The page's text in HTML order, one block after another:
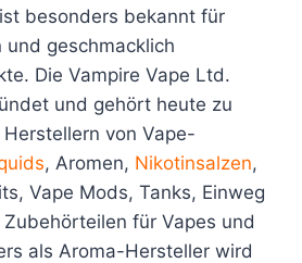
besonders bekannt für
und geschmacklich
Die Vampire Vape Ltd.
und gehört heute zu
von Vape-
, Aromen, Nikotinsalzen,
Vape Mods, Tanks, Einweg
für Vapes und
als Aroma-Hersteller wird